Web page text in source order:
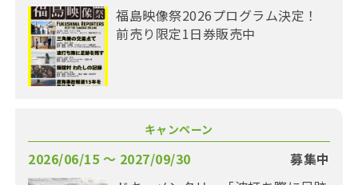
福島映像祭2026プログラム決定！
前売り限定1日券販売中
キャンペーン
2026/06/15 〜 2027/09/30
募集中